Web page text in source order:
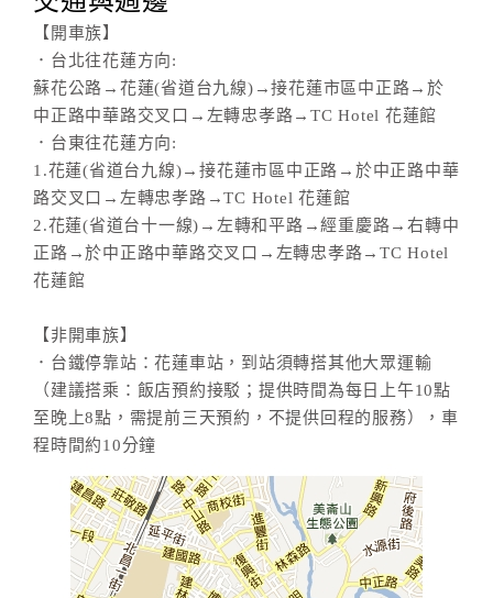
【開車族】
．台北往花蓮方向:
蘇花公路→花蓮(省道台九線)→接花蓮市區中正路→於
中正路中華路交叉口→左轉忠孝路→TC Hotel 花蓮館
．台東往花蓮方向:
1.花蓮(省道台九線)→接花蓮市區中正路→於中正路中華
路交叉口→左轉忠孝路→TC Hotel 花蓮館
2.花蓮(省道台十一線)→左轉和平路→經重慶路→右轉中
正路→於中正路中華路交叉口→左轉忠孝路→TC Hotel
花蓮館
【非開車族】
．台鐵停靠站：花蓮車站，到站須轉搭其他大眾運輸
（建議搭乘：飯店預約接駁；提供時間為每日上午10點
至晚上8點，需提前三天預約，不提供回程的服務），車
程時間約10分鐘